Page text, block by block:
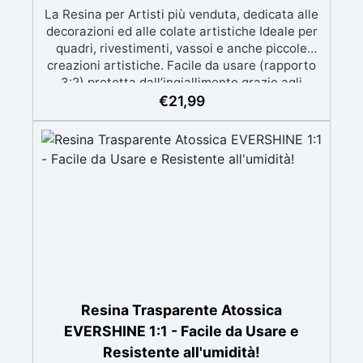
La Resina per Artisti più venduta, dedicata alle
decorazioni ed alle colate artistiche Ideale per
quadri, rivestimenti, vassoi e anche piccole
creazioni artistiche. Facile da usare (rapporto
3:2) protetta dall’ingiallimento grazie agli
speciali filtri UV Formula densa : non cola via,
in 12-24h garantendo una superficie lucida e
brillante
€21,99
Resina Trasparente Atossica
EVERSHINE 1:1 - Facile da Usare e
Resistente all'umidità!